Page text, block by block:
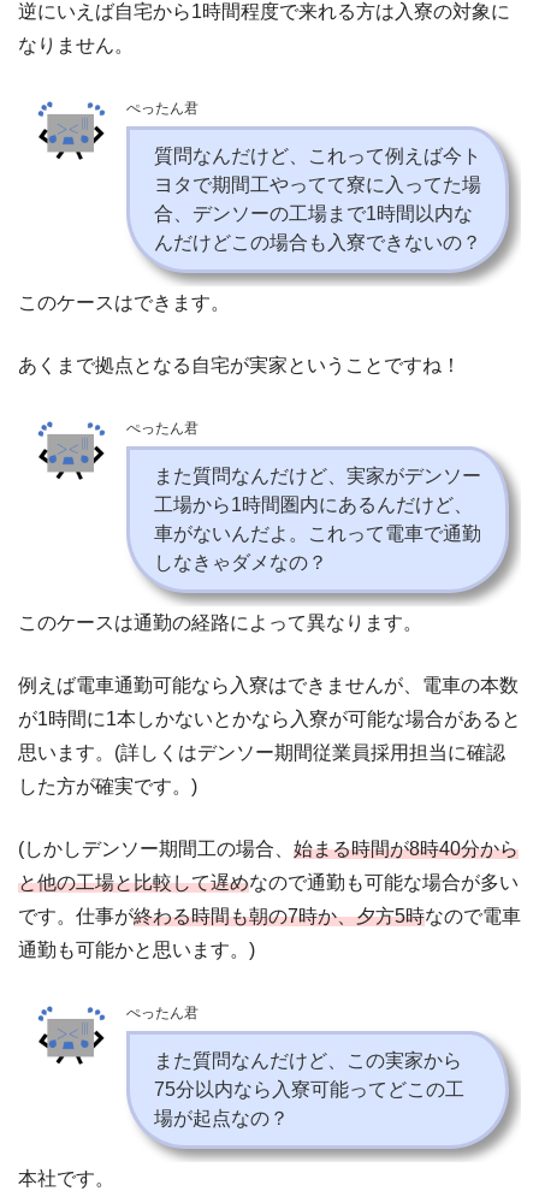
逆にいえば自宅から1時間程度で来れる方は入寮の対象に
なりません。
ぺったん君
質問なんだけど、これって例えば今ト
ヨタで期間工やってて寮に入ってた場
合、デンソーの工場まで1時間以内な
んだけどこの場合も入寮できないの？
このケースはできます。
あくまで拠点となる自宅が実家ということですね！
ぺったん君
また質問なんだけど、実家がデンソー
工場から1時間圏内にあるんだけど、
車がないんだよ。これって電車で通勤
しなきゃダメなの？
このケースは通勤の経路によって異なります。
例えば電車通勤可能なら入寮はできませんが、電車の本数
が1時間に1本しかないとかなら入寮が可能な場合があると
思います。(詳しくはデンソー期間従業員採用担当に確認
した方が確実です。)
(しかしデンソー期間工の場合、 始まる時間が8時40分から
と他の工場と比較して遅めなので通勤も可能な場合が多い
です。仕事が終わる時間も朝の7時か、夕方5時なので電車
通勤も可能かと思います。)
ぺったん君
また質問なんだけど、この実家から
75分以内なら入寮可能ってどこの工
場が起点なの？
本社です。